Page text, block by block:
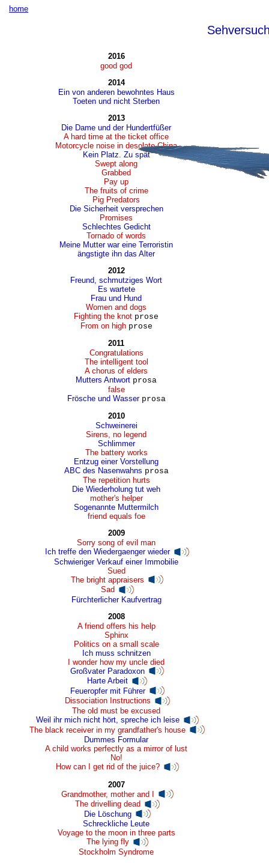
home
2016
good god
2014
Ein von anderen bewohntes Haus
Toeten und nicht Sterben
2013
Die Dame und der Hundertfüßer
A hard time at the ticket office
Motorcycle noise in desolate China
Kein Platz. Zu spät
Swept along
Grabbed
Pay up
The fruits of crime
Pig Predators
Die Sicherheit versprechen
Promises
Schlechtes Gedicht
Tornado of words
Meine Mutter war eine Terroristin
ängstigte ihn das Alter
2012
Freund, schmutziges Wort
Es wartete
Frau und Hund
Women and dogs
Fighting the knot prose
From on high prose
2011
Congratulations
The intelligent tool
A chorus of elders
Mutters Antwort prosa
false
Frösche und Wasser prosa
2010
Schweinerei
Sirens, no legend
Schlimmer
The battery works
Entzug einer Vorstellung
ABC des Nasenwahns prosa
The repetition hurts
Die Wiederholung tut weh
mother's helper
Sogenannte Muttermilch
friend equals foe
2009
Sorry song of evil man
Ich treffe den Wiedergaenger wieder
Schwieriger Verkauf einer Immobilie
Sued
The bright appraisers
Sad
Fürchterlicher Kaufvertrag
2008
A friend offers his help
Sphinx
Politics on a small scale
Ich muss schnitzen
I wonder how my uncle died
Großvater Paradoxon
Harte Arbeit
Feueropfer mit Führer
Dissociation Instructions
The old must be excused
Weil ihr mich nicht hört, spreche ich leise
The black receiver in my grandfather's house
Dummes Formular
A child works perfectly as a mirror of lust
No!
How can I get rid of the juice?
2007
Grandmother, mother and I
The drivelling dead
Die Löschung
Schreckliche Leute
Voyage to the moon in three parts
The lying fly
Stockholm Syndrome